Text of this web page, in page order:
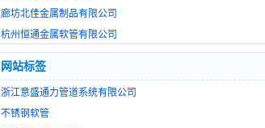
廊坊北佳金属制品有限公司
杭州恒通金属软管有限公司
网站标签
浙江意盛通力管道系统有限公司
不锈钢软管